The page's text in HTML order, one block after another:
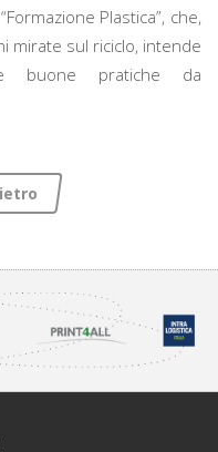
Plastica”, che,
mirate sul riciclo, intende
buone pratiche da